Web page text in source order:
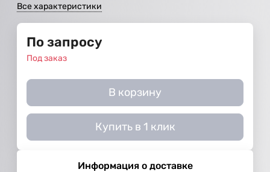
Все характеристики
По запросу
Под заказ
В корзину
Купить в 1 клик
Информация о доставке